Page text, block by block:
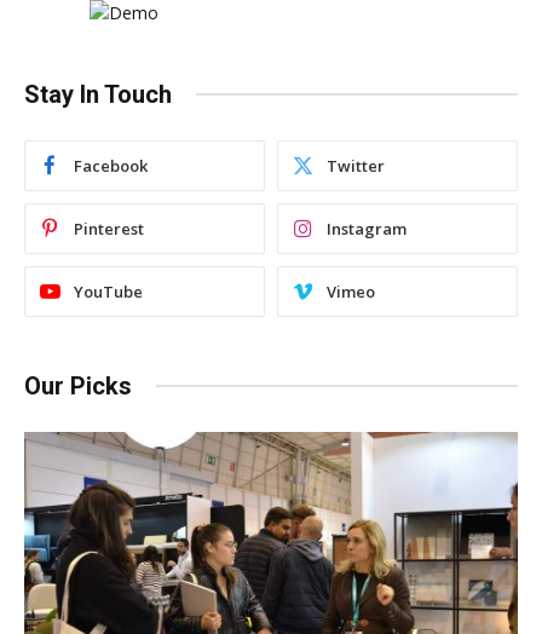
Stay In Touch
Facebook Twitter
Pinterest Instagram
YouTube Vimeo
Our Picks